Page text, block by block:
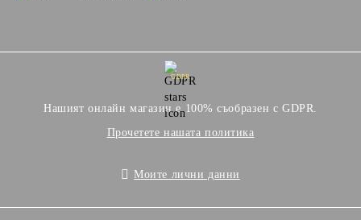
GDPR
Нашият онлайн магазин е 100% съобразен с GDPR.
Прочетете нашата политика
Моите лични данни